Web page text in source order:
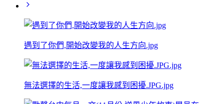
遇到了你們,開始改變我的人生方向.jpg
無法選擇的生活,一度讓我感到困擾.JPG.jpg